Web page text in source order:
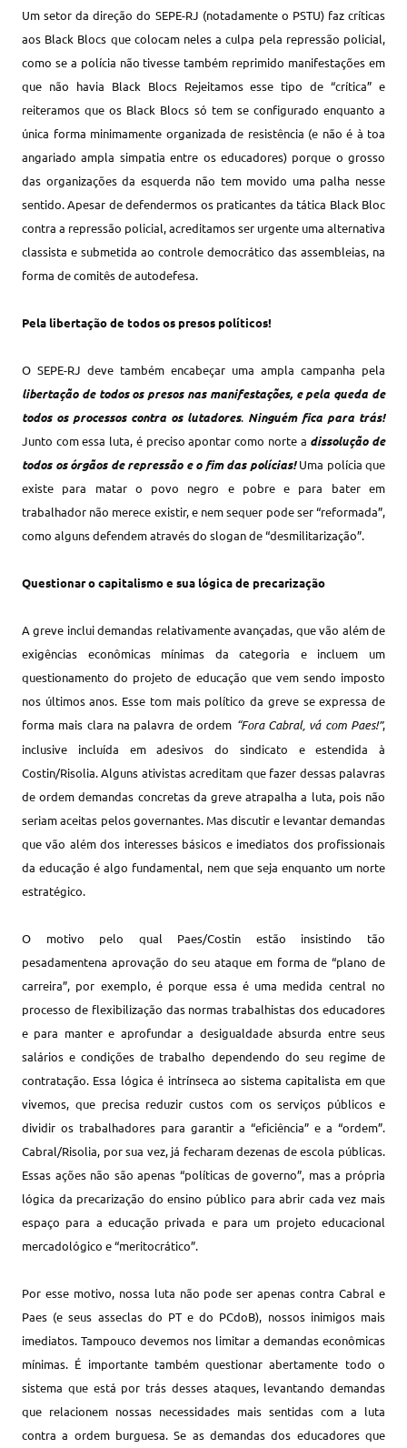
Um setor da direção do SEPE-RJ (notadamente o PSTU) faz críticas
aos Black Blocs que colocam neles a culpa pela repressão policial,
como se a polícia não tivesse também reprimido manifestações em
que não havia Black Blocs Rejeitamos esse tipo de “crítica” e
reiteramos que os Black Blocs só tem se configurado enquanto a
única forma minimamente organizada de resistência (e não é à toa
angariado ampla simpatia entre os educadores) porque o grosso
das organizações da esquerda não tem movido uma palha nesse
sentido. Apesar de defendermos os praticantes da tática Black Bloc
contra a repressão policial, acreditamos ser urgente uma alternativa
classista e submetida ao controle democrático das assembleias, na
forma de comitês de autodefesa.
Pela libertação de todos os presos políticos!
O SEPE-RJ deve também encabeçar uma ampla campanha pela
libertação de todos os presos nas manifestações, e pela queda de
todos os processos contra os lutadores. Ninguém fica para trás!
Junto com essa luta, é preciso apontar como norte a dissolução de
todos os órgãos de repressão e o fim das polícias!Uma polícia que
existe para matar o povo negro e pobre e para bater em
trabalhador não merece existir, e nem sequer pode ser “reformada”,
como alguns defendem através do slogan de “desmilitarização”.
Questionar o capitalismo e sua lógica de precarização
A greve inclui demandas relativamente avançadas, que vão além de
exigências econômicas mínimas da categoria e incluem um
questionamento do projeto de educação que vem sendo imposto
nos últimos anos. Esse tom mais político da greve se expressa de
forma mais clara na palavra de ordem “Fora Cabral, vá com Paes!”,
inclusive incluída em adesivos do sindicato e estendida à
Costin/Risolia. Alguns ativistas acreditam que fazer dessas palavras
de ordem demandas concretas da greve atrapalha a luta, pois não
seriam aceitas pelos governantes. Mas discutir e levantar demandas
que vão além dos interesses básicos e imediatos dos profissionais
da educação é algo fundamental, nem que seja enquanto um norte
estratégico.
O motivo pelo qual Paes/Costin estão insistindo tão
pesadamentena aprovação do seu ataque em forma de “plano de
carreira”, por exemplo, é porque essa é uma medida central no
processo de flexibilização das normas trabalhistas dos educadores
e para manter e aprofundar a desigualdade absurda entre seus
salários e condições de trabalho dependendo do seu regime de
contratação. Essa lógica é intrínseca ao sistema capitalista em que
vivemos, que precisa reduzir custos com os serviços públicos e
dividir os trabalhadores para garantir a “eficiência” e a “ordem”.
Cabral/Risolia, por sua vez, já fecharam dezenas de escola públicas.
Essas ações não são apenas “políticas de governo”, mas a própria
lógica da precarização do ensino público para abrir cada vez mais
espaço para a educação privada e para um projeto educacional
mercadológico e “meritocrático”.
Por esse motivo, nossa luta não pode ser apenas contra Cabral e
Paes (e seus asseclas do PT e do PCdoB), nossos inimigos mais
imediatos. Tampouco devemos nos limitar a demandas econômicas
mínimas. É importante também questionar abertamente todo o
sistema que está por trás desses ataques, levantando demandas
que relacionem nossas necessidades mais sentidas com a luta
contra a ordem burguesa. Se as demandas dos educadores que